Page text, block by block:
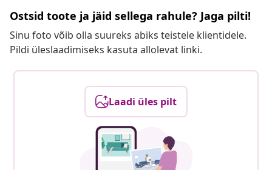
Ostsid toote ja jäid sellega rahule? Jaga pilti!
Sinu foto võib olla suureks abiks teistele klientidele.
Pildi üleslaadimiseks kasuta allolevat linki.
Laadi üles pilt